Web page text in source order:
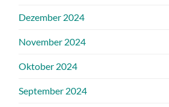
Dezember 2024
November 2024
Oktober 2024
September 2024